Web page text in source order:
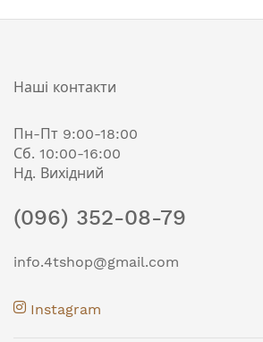
Наші контакти
Пн-Пт 9:00-18:00
Сб. 10:00-16:00
Нд. Вихідний
(096) 352-08-79
info.4tshop@gmail.com
Instagram